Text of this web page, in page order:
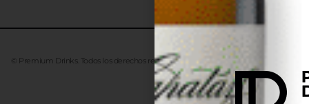
© Premium Drinks. Todos los derechos reservados. DesarrolladoAdvanze